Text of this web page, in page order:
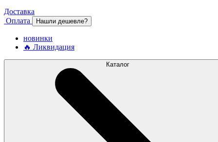
Доставка
Оплата
Нашли дешевле?
новинки
🔥 Ликвидация
Каталог